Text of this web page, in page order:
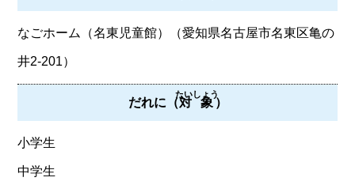
なごホーム（名東児童館）（愛知県名古屋市名東区亀の
井2-201）
だれに（対象
たいしょう
）
小学生
中学生